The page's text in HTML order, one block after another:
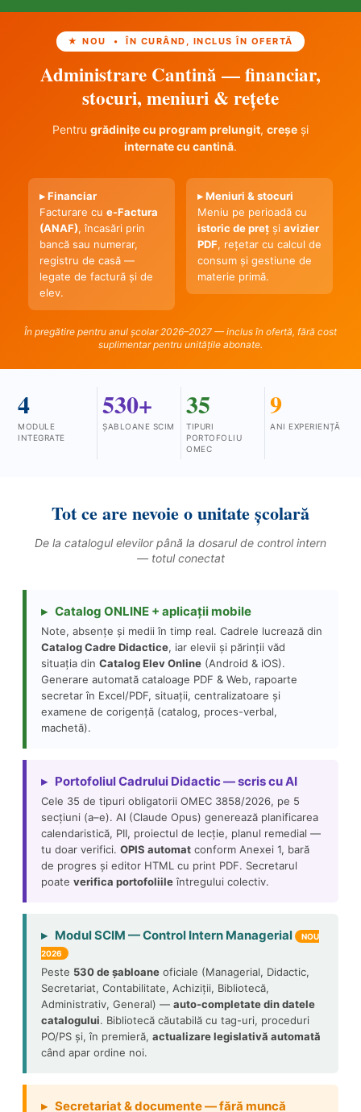
★ NOU • ÎN CURÂND, INCLUS ÎN OFERTĂ
Administrare Cantină — financiar,
stocuri, meniuri & rețete
Pentru grădinițe cu program prelungit, creșe și
internate cu cantină.
▸ Financiar
Facturare cu e-Factura
(ANAF), încasări prin
bancă sau numerar,
registru de casă —
legate de factură și de
elev.
▸ Meniuri & stocuri
Meniu pe perioadă cu
istoric de preț și avizier
PDF, rețetar cu calcul de
consum și gestiune de
materie primă.
În pregătire pentru anul școlar 2026–2027 — inclus în ofertă, fără cost
suplimentar pentru unitățile abonate.
4
MODULE
INTEGRATE
530+
ȘABLOANE SCIM
35
TIPURI
PORTOFOLIU
OMEC
9
ANI EXPERIENȚĂ
Tot ce are nevoie o unitate școlară
De la catalogul elevilor până la dosarul de control intern
— totul conectat
▸ Catalog ONLINE + aplicații mobile
Note, absențe și medii în timp real. Cadrele lucrează din
Catalog Cadre Didactice, iar elevii și părinții văd
situația din Catalog Elev Online (Android & iOS).
Generare automată cataloage PDF & Web, rapoarte
secretar în Excel/PDF, situații, centralizatoare și
examene de corigență (catalog, proces-verbal,
machetă).
▸ Portofoliul Cadrului Didactic — scris cu AI
Cele 35 de tipuri obligatorii OMEC 3858/2026, pe 5
secțiuni (a–e). AI (Claude Opus) generează planificarea
calendaristică, PII, proiectul de lecție, planul remedial —
tu doar verifici. OPIS automat conform Anexei 1, bară
de progres și editor HTML cu print PDF. Secretarul
poate verifica portofoliileîntregului colectiv.
▸ Modul SCIM — Control Intern Managerial
NOU
2026
Peste 530 de șabloane oficiale (Managerial, Didactic,
Secretariat, Contabilitate, Achiziții, Bibliotecă,
Administrativ, General) — auto-completate din datele
catalogului. Bibliotecă căutabilă cu tag-uri, proceduri
PO/PS și, în premieră, actualizare legislativă automată
când apar ordine noi.
▸ Secretariat & documente — fără muncă